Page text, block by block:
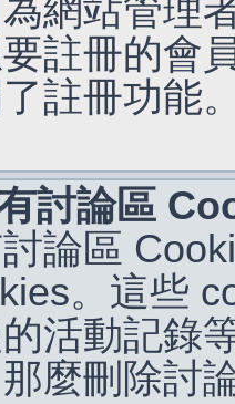
網站管理
註冊的會
註冊功能
討論區
討論區
。這些
活動記錄
麼刪除討